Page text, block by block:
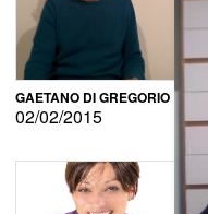
GAETANO DI GREGORIO
02/02/2015